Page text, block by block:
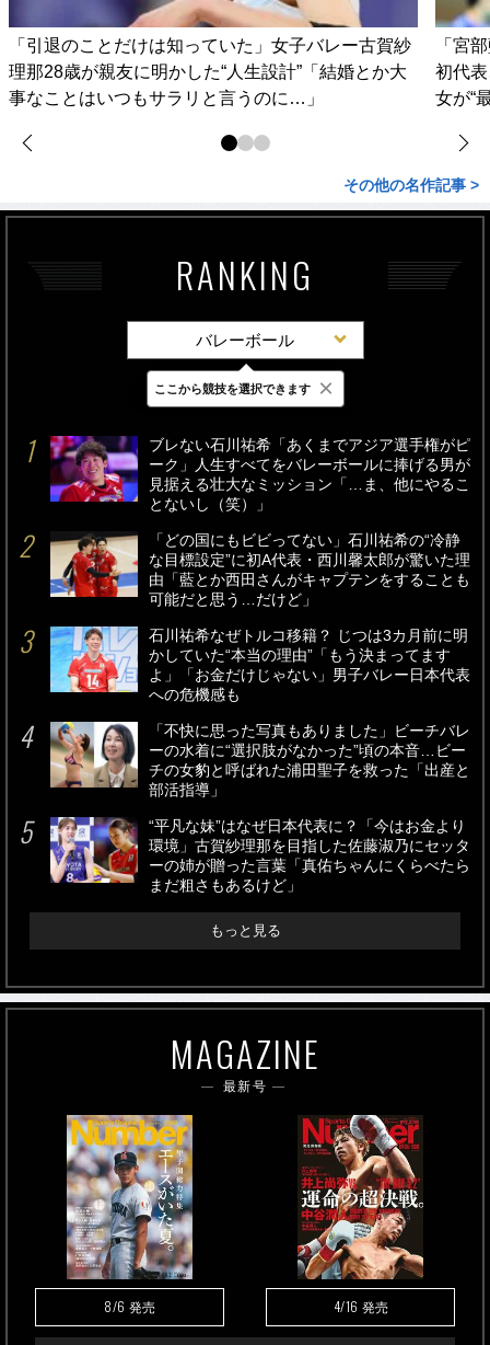
「引退のことだけは知っていた」女子バレー古賀紗
理那28歳が親友に明かした“人生設計”「結婚とか大
事なことはいつもサラリと言うのに…」
「宮
初代
女が“
その他の名作記事 >
RANKING
バレーボール
最新 24時間 週間
ブレない石川祐希「あくまでアジア選手権がピ
ーク」人生すべてをバレーボールに捧げる男が
見据える壮大なミッション「…ま、他にやるこ
とないし（笑）」
「どの国にもビビってない」石川祐希の“冷静
な目標設定”に初A代表・西川馨太郎が驚いた理
由「藍とか西田さんがキャプテンをすることも
可能だと思う…だけど」
石川祐希なぜトルコ移籍？ じつは3カ月前に明
かしていた“本当の理由”「もう決まってます
よ」「お金だけじゃない」男子バレー日本代表
への危機感も
「不快に思った写真もありました」ビーチバレ
ーの水着に“選択肢がなかった”頃の本音…ビー
チの女豹と呼ばれた浦田聖子を救った「出産と
部活指導」
“平凡な妹”はなぜ日本代表に？「今はお金より
環境」古賀紗理那を目指した佐藤淑乃にセッタ
ーの姉が贈った言葉「真佑ちゃんにくらべたら
まだ粗さもあるけど」
もっと見る
MAGAZINE
最新号
8/6 発売 4/16 発売
ここから競技を選択できます ×